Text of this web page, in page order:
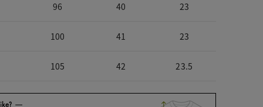
96 40 23
100 41 23
105 42 23.5